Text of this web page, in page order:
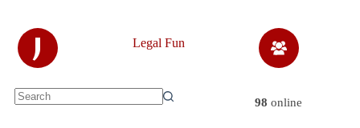
content
J Legal Fun
98 online